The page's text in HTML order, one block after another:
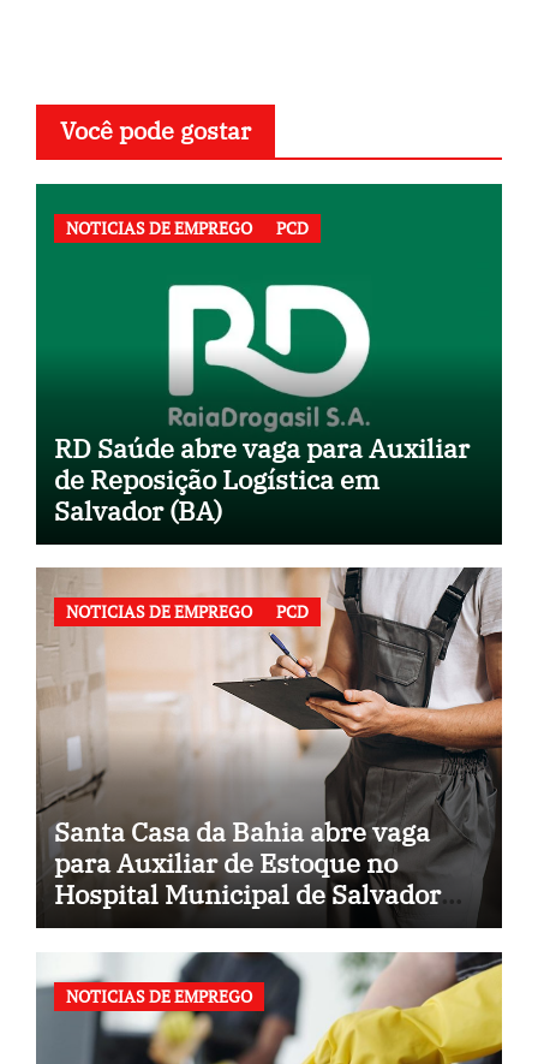
Você pode gostar
NOTICIAS DE EMPREGO PCD
RD Saúde abre vaga para Auxiliar
de Reposição Logística em
Salvador (BA)
NOTICIAS DE EMPREGO PCD
Santa Casa da Bahia abre vaga
para Auxiliar de Estoque no
Hospital Municipal de Salvador
(BA)
NOTICIAS DE EMPREGO